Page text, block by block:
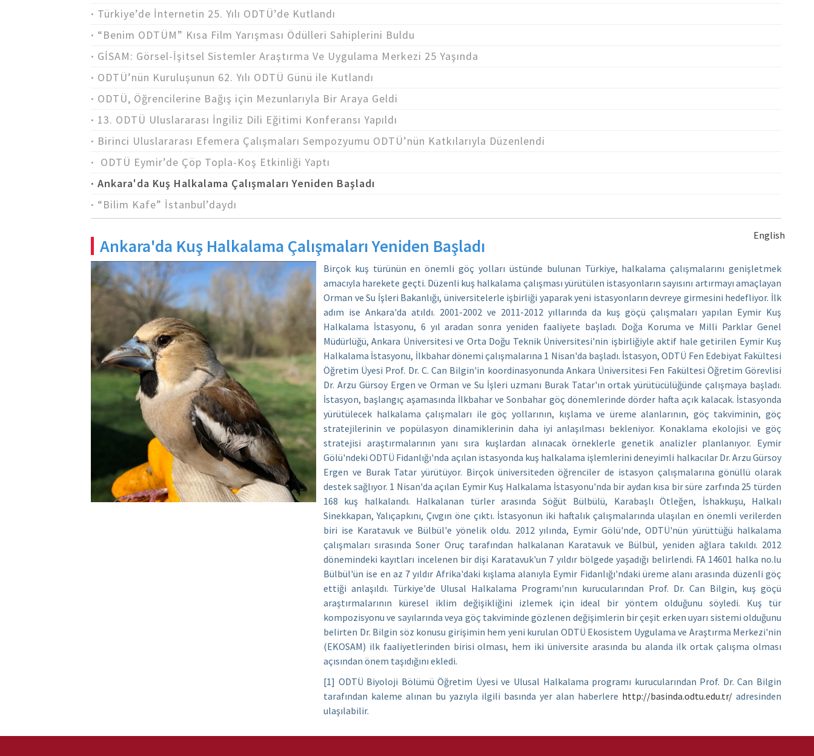
Türkiye’de İnternetin 25. Yılı ODTÜ’de Kutlandı
“Benim ODTÜM” Kısa Film Yarışması Ödülleri Sahiplerini Buldu
GİSAM: Görsel-İşitsel Sistemler Araştırma Ve Uygulama Merkezi 25 Yaşında
ODTÜ’nün Kuruluşunun 62. Yılı ODTÜ Günü ile Kutlandı
ODTÜ, Öğrencilerine Bağış için Mezunlarıyla Bir Araya Geldi
13. ODTÜ Uluslararası İngiliz Dili Eğitimi Konferansı Yapıldı
Birinci Uluslararası Efemera Çalışmaları Sempozyumu ODTÜ’nün Katkılarıyla Düzenlendi
ODTÜ Eymir’de Çöp Topla-Koş Etkinliği Yaptı
Ankara'da Kuş Halkalama Çalışmaları Yeniden Başladı
“Bilim Kafe” İstanbul’daydı
Ankara'da Kuş Halkalama Çalışmaları Yeniden Başladı English
Birçok kuş türünün en önemli göç yolları üstünde bulunan Türkiye, halkalama çalışmalarını genişletmek
amacıyla harekete geçti. Düzenli kuş halkalama çalışması yürütülen istasyonların sayısını artırmayı amaçlayan
Orman ve Su İşleri Bakanlığı, üniversitelerle işbirliği yaparak yeni istasyonların devreye girmesini hedefliyor. İlk
adım ise Ankara'da atıldı. 2001-2002 ve 2011-2012 yıllarında da kuş göçü çalışmaları yapılan Eymir Kuş
Halkalama İstasyonu, 6 yıl aradan sonra yeniden faaliyete başladı. Doğa Koruma ve Milli Parklar Genel
Müdürlüğü, Ankara Üniversitesi ve Orta Doğu Teknik Üniversitesi'nin işbirliğiyle aktif hale getirilen Eymir Kuş
Halkalama İstasyonu, İlkbahar dönemi çalışmalarına 1 Nisan'da başladı. İstasyon, ODTÜ Fen Edebiyat Fakültesi
Öğretim Üyesi Prof. Dr. C. Can Bilgin'in koordinasyonunda Ankara Üniversitesi Fen Fakültesi Öğretim Görevlisi
Dr. Arzu Gürsoy Ergen ve Orman ve Su İşleri uzmanı Burak Tatar'ın ortak yürütücülüğünde çalışmaya başladı.
İstasyon, başlangıç aşamasında İlkbahar ve Sonbahar göç dönemlerinde dörder hafta açık kalacak. İstasyonda
yürütülecek halkalama çalışmaları ile göç yollarının, kışlama ve üreme alanlarının, göç takviminin, göç
stratejilerinin ve popülasyon dinamiklerinin daha iyi anlaşılması bekleniyor. Konaklama ekolojisi ve göç
stratejisi araştırmalarının yanı sıra kuşlardan alınacak örneklerle genetik analizler planlanıyor. Eymir
Gölü'ndeki ODTÜ Fidanlığı'nda açılan istasyonda kuş halkalama işlemlerini deneyimli halkacılar Dr. Arzu Gürsoy
Ergen ve Burak Tatar yürütüyor. Birçok üniversiteden öğrenciler de istasyon çalışmalarına gönüllü olarak
destek sağlıyor. 1 Nisan'da açılan Eymir Kuş Halkalama İstasyonu'nda bir aydan kısa bir süre zarfında 25 türden
168 kuş halkalandı. Halkalanan türler arasında Söğüt Bülbülü, Karabaşlı Ötleğen, İshakkuşu, Halkalı
Sinekkapan, Yalıçapkını, Çıvgın öne çıktı. İstasyonun iki haftalık çalışmalarında ulaşılan en önemli verilerden
biri ise Karatavuk ve Bülbül'e yönelik oldu. 2012 yılında, Eymir Gölü'nde, ODTÜ'nün yürüttüğü halkalama
çalışmaları sırasında Soner Oruç tarafından halkalanan Karatavuk ve Bülbül, yeniden ağlara takıldı. 2012
dönemindeki kayıtları incelenen bir dişi Karatavuk'un 7 yıldır bölgede yaşadığı belirlendi. FA 14601 halka no.lu
Bülbül'ün ise en az 7 yıldır Afrika'daki kışlama alanıyla Eymir Fidanlığı'ndaki üreme alanı arasında düzenli göç
ettiği anlaşıldı. Türkiye'de Ulusal Halkalama Programı'nın kurucularından Prof. Dr. Can Bilgin, kuş göçü
araştırmalarının küresel iklim değişikliğini izlemek için ideal bir yöntem olduğunu söyledi. Kuş tür
kompozisyonu ve sayılarında veya göç takviminde gözlenen değişimlerin bir çeşit erken uyarı sistemi olduğunu
belirten Dr. Bilgin söz konusu girişimin hem yeni kurulan ODTÜ Ekosistem Uygulama ve Araştırma Merkezi'nin
(EKOSAM) ilk faaliyetlerinden birisi olması, hem iki üniversite arasında bu alanda ilk ortak çalışma olması
açısından önem taşıdığını ekledi.
[1] ODTÜ Biyoloji Bölümü Öğretim Üyesi ve Ulusal Halkalama programı kurucularından Prof. Dr. Can Bilgin
tarafından kaleme alınan bu yazıyla ilgili basında yer alan haberlere http://basinda.odtu.edu.tr/ adresinden
ulaşılabilir.